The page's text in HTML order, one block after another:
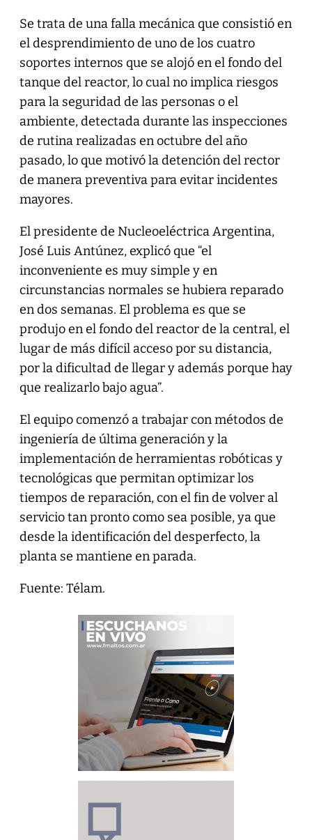
Se trata de una falla mecánica que consistió en
el desprendimiento de uno de los cuatro
soportes internos que se alojó en el fondo del
tanque del reactor, lo cual no implica riesgos
para la seguridad de las personas o el
ambiente, detectada durante las inspecciones
de rutina realizadas en octubre del año
pasado, lo que motivó la detención del rector
de manera preventiva para evitar incidentes
mayores.
El presidente de Nucleoeléctrica Argentina,
José Luis Antúnez, explicó que “el
inconveniente es muy simple y en
circunstancias normales se hubiera reparado
en dos semanas. El problema es que se
produjo en el fondo del reactor de la central, el
lugar de más difícil acceso por su distancia,
por la dificultad de llegar y además porque hay
que realizarlo bajo agua”.
El equipo comenzó a trabajar con métodos de
ingeniería de última generación y la
implementación de herramientas robóticas y
tecnológicas que permitan optimizar los
tiempos de reparación, con el fin de volver al
servicio tan pronto como sea posible, ya que
desde la identificación del desperfecto, la
planta se mantiene en parada.
Fuente: Télam.